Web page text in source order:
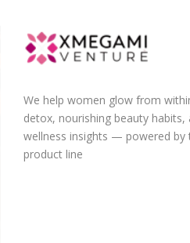
We help women glow from
detox, nourishing beauty habits,
wellness insights — powered by
product line